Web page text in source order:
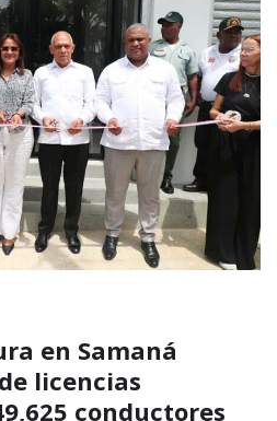
en Samaná
licencias
conductores